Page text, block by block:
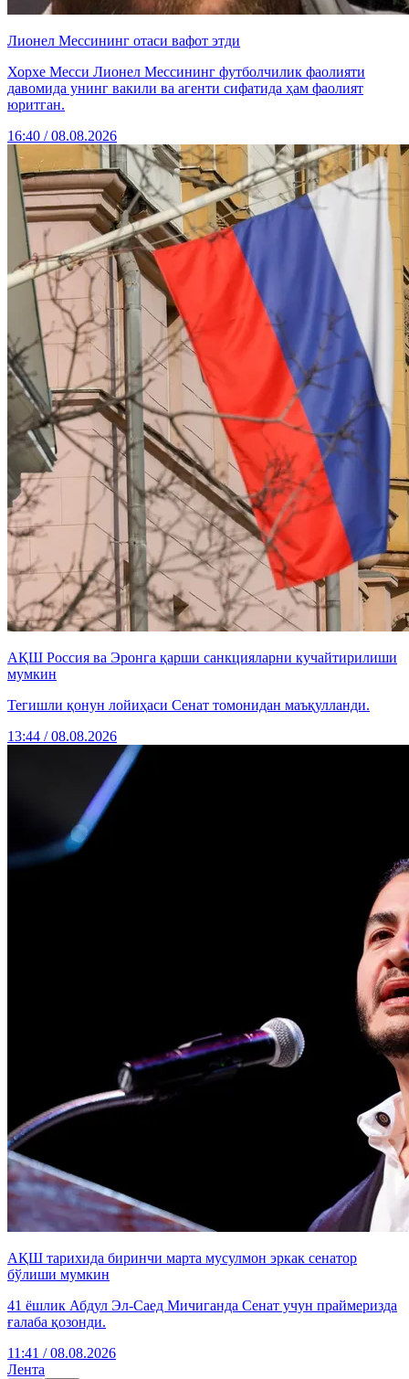
Лионел Мессининг отаси вафот этди
Хорхе Месси Лионел Мессининг футболчилик фаолияти
давомида унинг вакили ва агенти сифатида ҳам фаолият
юритган.
16:40 / 08.08.2026
АҚШ Россия ва Эронга қарши санкцияларни кучайтирилиши
мумкин
Тегишли қонун лойиҳаси Сенат томонидан маъқулланди.
13:44 / 08.08.2026
АҚШ тарихида биринчи марта мусулмон эркак сенатор
бўлиши мумкин
41 ёшлик Абдул Эл-Саед Мичиганда Сенат учун праймеризда
ғалаба қозонди.
11:41 / 08.08.2026
Лента